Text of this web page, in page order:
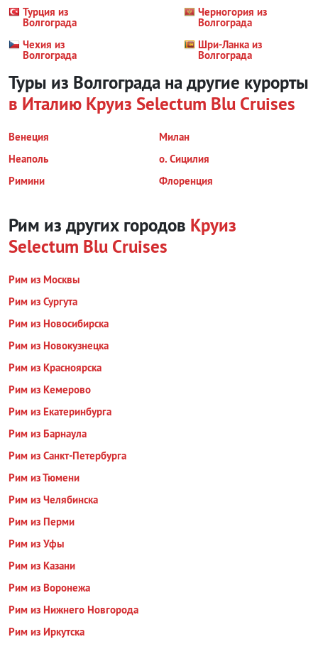
Турция из
Волгограда
Черногория из
Волгограда
Чехия из
Волгограда
Шри-Ланка из
Волгограда
Туры из Волгограда на другие курорты
в Италию Круиз Selectum Blu Cruises
Венеция
Милан
Неаполь
о. Сицилия
Римини
Флоренция
Рим из других городов Круиз
Selectum Blu Cruises
Рим из Москвы
Рим из Сургута
Рим из Новосибирска
Рим из Новокузнецка
Рим из Красноярска
Рим из Кемерово
Рим из Екатеринбурга
Рим из Барнаула
Рим из Санкт-Петербурга
Рим из Тюмени
Рим из Челябинска
Рим из Перми
Рим из Уфы
Рим из Казани
Рим из Воронежа
Рим из Нижнего Новгорода
Рим из Иркутска